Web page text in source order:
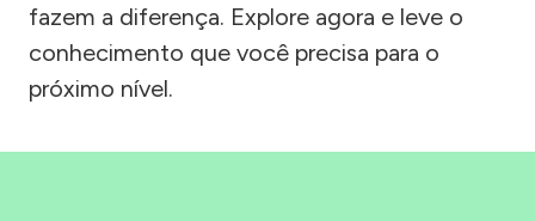
fazem a diferença. Explore agora e leve o
conhecimento que você precisa para o
próximo nível.